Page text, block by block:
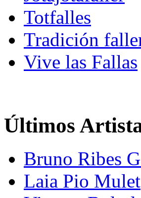
Totfalles
Tradición
Vive las Fallas
Últimos
Bruno Ribes
Laia Pio Mulet